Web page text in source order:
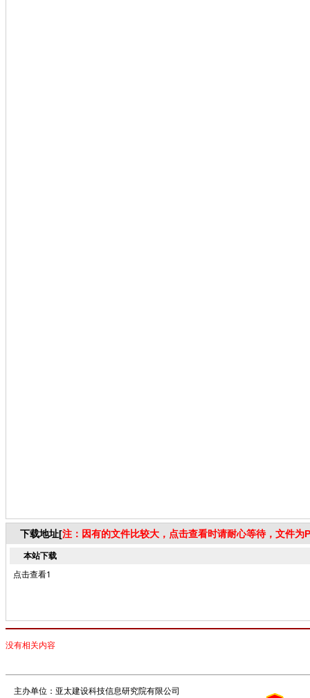
下载地址[注：因有的文件比较大，点击查看时请耐心等待，文件为
本站下载
点击查看1
没有相关内容
主办单位：亚太建设科技信息研究院有限公司